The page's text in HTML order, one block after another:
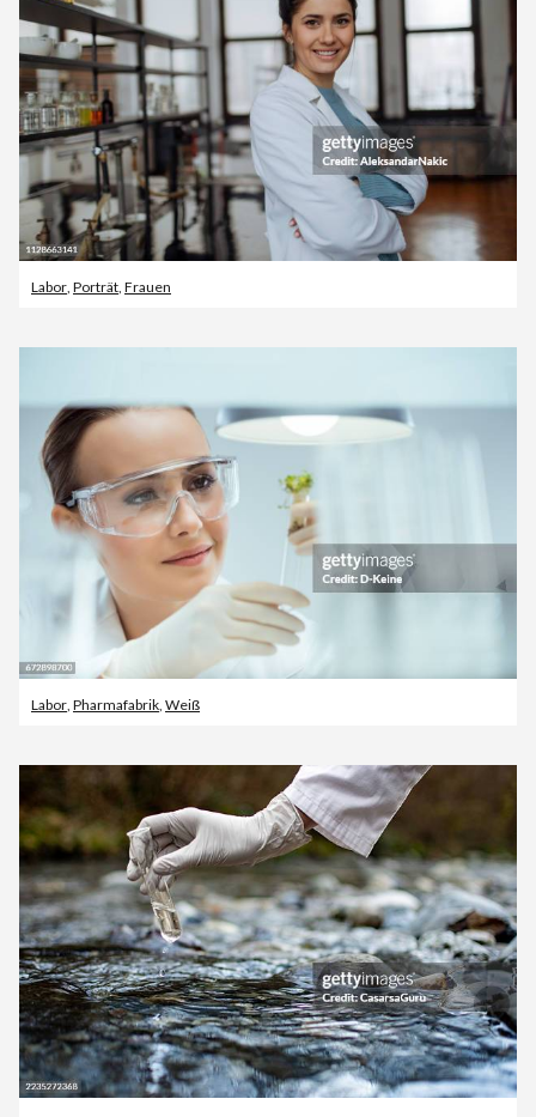
Labor Porträt Frauen
Labor, Pharmafabrik, Weiß